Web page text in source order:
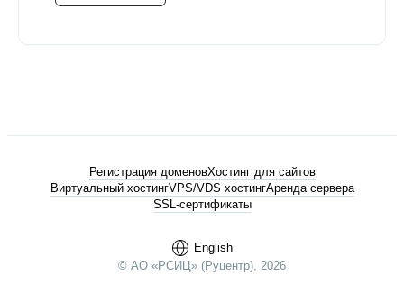
English
© АО «РСИЦ» (Руцентр), 2026
Регистрация доменовХостинг для сайтов
Виртуальный хостингVPS/VDS хостингАренда сервера
SSL-сертификаты